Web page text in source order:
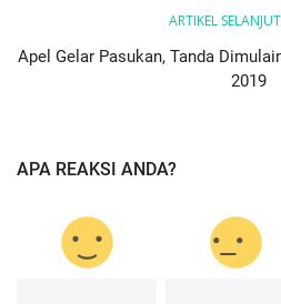
ARTIKEL
Apel Gelar Pasukan, Tanda
2019
APA REAKSI ANDA?